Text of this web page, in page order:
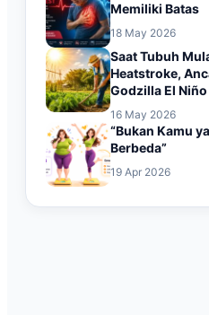
Memiliki Batas
18 May 2026
Saat Tubuh
Heatstroke,
Godzilla El Niño
16 May 2026
“Bukan Kamu
Berbeda”
19 Apr 2026